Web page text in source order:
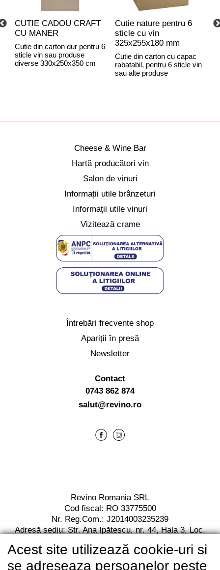
CUTIE CADOU CRAFT
CU MANER
Cutie din carton dur pentru 6
sticle vin sau produse
diverse 330x250x350 cm
Cutie nature pentru 6
sticle cu vin
325x255x180 mm
Cutie din carton cu capac
rabatabil, pentru 6 sticle vin
sau alte produse
Cheese & Wine Bar
Hartă producători vin
Salon de vinuri
Informații utile brânzeturi
Informații utile vinuri
Vizitează crame
Întrebări frecvente shop
Apariții în presă
Newsletter
Contact
0743 862 874
salut@revino.ro
Revino Romania SRL
Cod fiscal: RO 33775500
Nr. Reg.Com.: J2014003235239
Adresă sediu: Str. Ana Ipătescu,nr. 44, Hala 3,Loc.
RO13 BACX 0000 0010 7112 2001
Unicredit Bank
Acest site utilizează cookie-uri si
se adreseaza persoanelor peste